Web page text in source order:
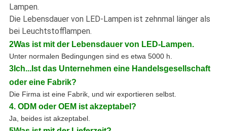
Lampen.
Die Lebensdauer von LED-Lampen ist zehnmal länger als
bei Leuchtstofflampen.
2Was ist mit der Lebensdauer von LED-Lampen.
Unter normalen Bedingungen sind es etwa 5000 h.
3Ich...Ist das Unternehmen eine Handelsgesellschaft
oder eine Fabrik?
Die Firma ist eine Fabrik, und wir exportieren selbst.
4. ODM oder OEM ist akzeptabel?
Ja, beides ist akzeptabel.